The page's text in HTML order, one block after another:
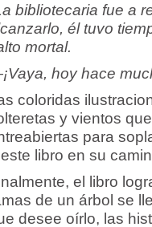
bibliotecaria fue a
él tuvo
mortal.
hoy hace
coloridas
y vientos
para
libro en su
el libro
de un árbol se
desee oírlo, las